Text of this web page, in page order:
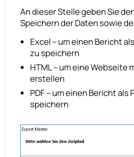
An dieser Stelle geben Sie
Speichern der Daten sowie
Excel – um einen Bericht
zu speichern
HTML – um eine Webseite
erstellen
PDF – um einen Bericht als
speichern